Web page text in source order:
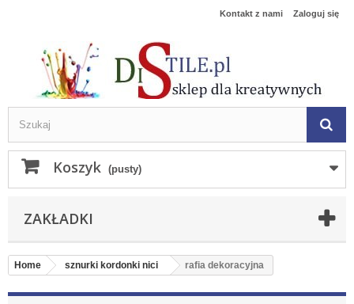
Zaloguj się
Kontakt z nami
Koszyk (pusty)
ZAKŁADKI
Home sznurki kordonki nici rafia dekoracyjna